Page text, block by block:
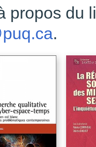
propos du
.